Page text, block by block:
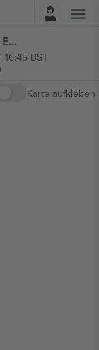
Rochdale AFC vs Northampton Town FC EFL League Two tickets
16:45 BST
Karte aufkleben